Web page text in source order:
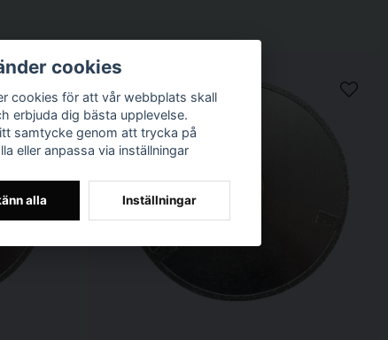
cookies
cookies för att vår webbplats skall
erbjuda dig bästa upplevelse.
samtycke genom att trycka på
eller anpassa via inställningar
alla Inställningar